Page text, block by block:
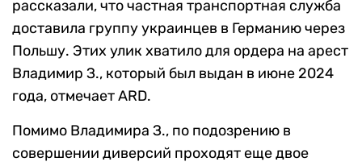
рассказали, что частная транспортная служба
доставила группу украинцев в Германию через
Польшу. Этих улик хватило для ордера на арест
Владимир З., который был выдан в июне 2024
года, отмечает ARD.
Помимо Владимира З., по подозрению в
совершении диверсий проходят еще двое